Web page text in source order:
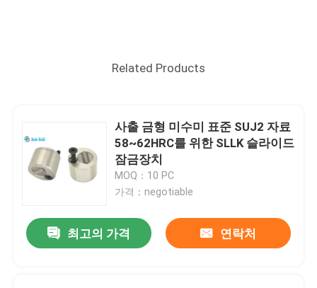
Related Products
사출 금형 미수미 표준 SUJ2 자료
58~62HRC를 위한 SLLK 슬라이드
잠금장치
MOQ：10 PC
가격：negotiable
최고의 가격 연락처